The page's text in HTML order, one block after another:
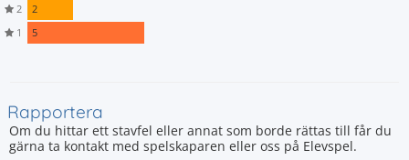
2
2
1
5
Rapportera
Om du hittar ett stavfel eller annat som borde rättas till får du
gärna ta kontakt med spelskaparen eller oss på Elevspel.